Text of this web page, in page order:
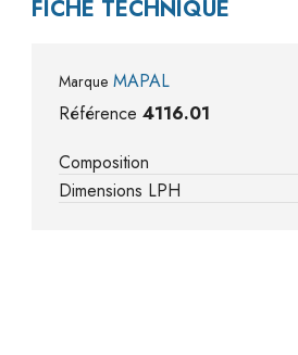
FICHE TECHNIQUE
Marque MAPAL
Référence 4116.01
Composition
Dimensions LPH